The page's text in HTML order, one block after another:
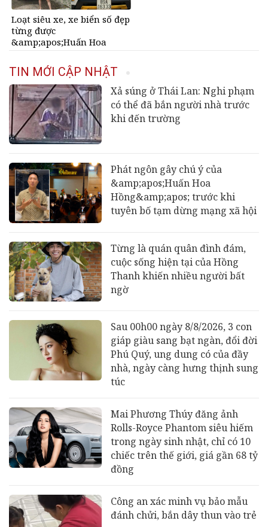
Loạt siêu xe, xe biển số đẹp
từng được
&amp;apos;Huấn Hoa
sốt mạng
TIN MỚI CẬP NHẬT
Xả súng ở Thái Lan: Nghi phạm
có thể đã bắn người nhà trước
khi đến trường
Phát ngôn gây chú ý của
&amp;apos;Huấn Hoa
Hồng&amp;apos; trước khi
tuyên bố tạm dừng mạng xã hội
Từng là quán quân đình đám,
cuộc sống hiện tại của Hồng
Thanh khiến nhiều người bất
ngờ
Sau 00h00 ngày 8/8/2026, 3 con
giáp giàu sang bạt ngàn, đổi đời
Phú Quý, ung dung có của đầy
nhà, ngày càng hưng thịnh sung
túc
Mai Phương Thúy đăng ảnh
Rolls-Royce Phantom siêu hiếm
trong ngày sinh nhật, chỉ có 10
chiếc trên thế giới, giá gần 68 tỷ
đồng
Công an xác minh vụ bảo mẫu
đánh chửi, bắn dây thun vào trẻ